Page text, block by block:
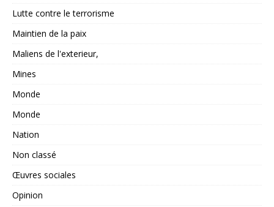
Lutte contre le terrorisme
Maintien de la paix
Maliens de l'exterieur,
Mines
Monde
Monde
Nation
Non classé
Œuvres sociales
Opinion